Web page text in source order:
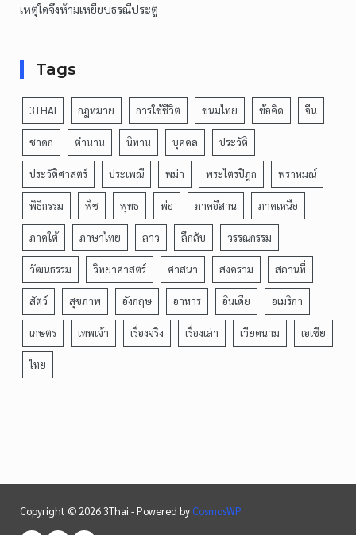
เหตุใดจึงห้ามเหยียบธรณีประตู
Tags
3THAI กฎหมาย การใช้ชีวิต ขนมไทย ข้อคิด จีน
ชาดก ตำนาน นิทาน บุคคล ประวัติ
ประวัติศาสตร์ ประเพณี พม่า พระไตรปิฎก พราหมณ์
พิธีกรรม พืช พุทธ พ่อ ภาคอีสาน ภาคเหนือ
ภาคใต้ ภาษาไทย ลาว ลึกลับ วรรณกรรม
วัฒนธรรม วิทยาศาสตร์ ศาสนา สงคราม สถานที่
สัตว์ สุขภาพ อังกฤษ อาหาร อินเดีย อเมริกา
เกษตร เทพเจ้า เรื่องจริง เรื่องเล่า เวียดนาม เอเชีย
ไทย
Copyright © 2026 3Thai - Powered by CosmosWP